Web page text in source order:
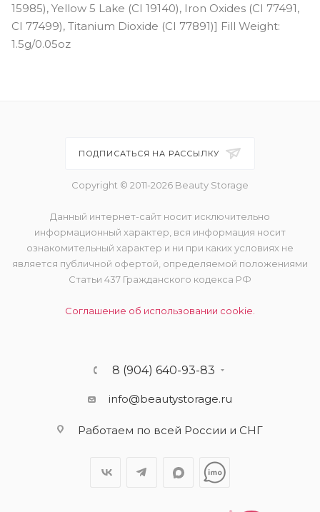
15985), Yellow 5 Lake (CI 19140), Iron Oxides (CI 77491,
CI 77499), Titanium Dioxide (CI 77891)] Fill Weight:
1.5g/0.05oz
ПОДПИСАТЬСЯ НА РАССЫЛКУ
Copyright © 2011-2026 Beauty Storage
Данный интернет-сайт носит исключительно
информационный характер, вся информация носит
ознакомительный характер и ни при каких условиях не
является публичной офертой, определяемой положениями
Статьи 437 Гражданского кодекса РФ
Соглашение об использовании cookie.
8 (904) 640-93-83
info@beautystorage.ru
Работаем по всей России и СНГ